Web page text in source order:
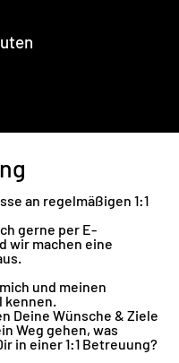
an regelmäßigen 1:1
gerne per E-
wir machen eine
und meinen
kennen.
Deine Wünsche & Ziele
Weg gehen, was
in einer 1:1 Betreuung?